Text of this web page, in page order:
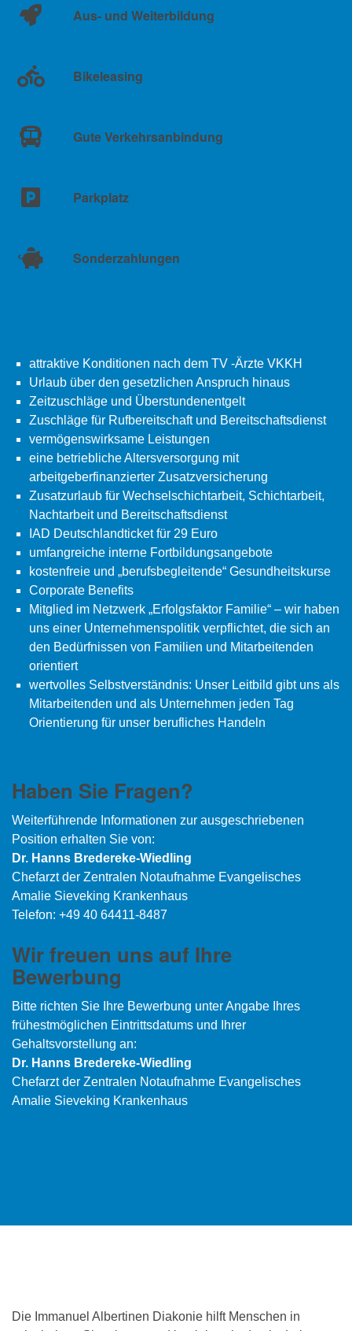
Aus- und Weiterbildung
Bikeleasing
Gute Verkehrsanbindung
Parkplatz
Sonderzahlungen
attraktive Konditionen nach dem TV -Ärzte VKKH
Urlaub über den gesetzlichen Anspruch hinaus
Zeitzuschläge und Überstundenentgelt
Zuschläge für Rufbereitschaft und Bereitschaftsdienst
vermögenswirksame Leistungen
eine betriebliche Altersversorgung mit
arbeitgeberfinanzierter Zusatzversicherung
Zusatzurlaub für Wechselschichtarbeit, Schichtarbeit,
Nachtarbeit und Bereitschaftsdienst
IAD Deutschlandticket für 29 Euro
umfangreiche interne Fortbildungsangebote
kostenfreie und „berufsbegleitende“ Gesundheitskurse
Corporate Benefits
Mitglied im Netzwerk „Erfolgsfaktor Familie“ – wir haben
uns einer Unternehmenspolitik verpflichtet, die sich an
den Bedürfnissen von Familien und Mitarbeitenden
orientiert
wertvolles Selbstverständnis: Unser Leitbild gibt uns als
Mitarbeitenden und als Unternehmen jeden Tag
Orientierung für unser berufliches Handeln
Haben Sie Fragen?
Weiterführende Informationen zur ausgeschriebenen
Position erhalten Sie von:
Dr. Hanns Bredereke-Wiedling
Chefarzt der Zentralen Notaufnahme Evangelisches
Amalie Sieveking Krankenhaus
Telefon: +49 40 64411-8487
Wir freuen uns auf Ihre
Bewerbung
Bitte richten Sie Ihre Bewerbung unter Angabe Ihres
frühestmöglichen Eintrittsdatums und Ihrer
Gehaltsvorstellung an:
Dr. Hanns Bredereke-Wiedling
Chefarzt der Zentralen Notaufnahme Evangelisches
Amalie Sieveking Krankenhaus
Die Immanuel Albertinen Diakonie hilft Menschen in